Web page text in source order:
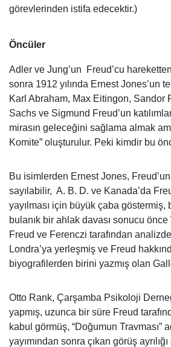
görevlerinden istifa edecektir.)
Öncüler
Adler ve Jung’un Freud’cu
sonra 1912 yılında Ernest Jones’un
Karl Abraham, Max Eitingon, Sandor
Sachs ve Sigmund Freud’un
mirasın geleceğini sağlama almak
Komite” oluşturulur. Peki kimdir bu
Bu isimlerden Ernest Jones,
sayılabilir, A. B. D. ve Kanada’da
yayılması için büyük çaba göstermiş,
bulanık bir ahlak davası sonucu
Freud ve Ferenczi tarafından
Londra’ya yerleşmiş ve Freud
biyografilerden birini yazmış olan
Otto Rank, Çarşamba Psikoloji
yapmış, uzunca bir süre Freud
kabul görmüş, “Doğumun Travması”
yayımından sonra çıkan görüş